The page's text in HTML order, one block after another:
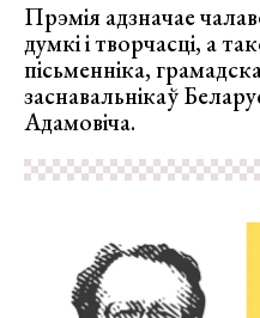
Прэмія адзначае
думкі і творчасці, а
пісьменніка,
заснавальнікаў
Адамовіча.